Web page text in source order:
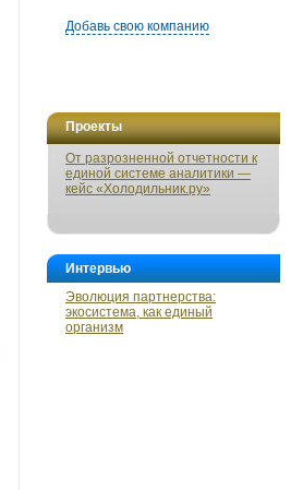
Добавь свою компанию
Проекты
От разрозненной отчетности к
единой системе аналитики —
кейс «Холодильник.ру»
Интервью
Эволюция партнерства:
экосистема, как единый
организм